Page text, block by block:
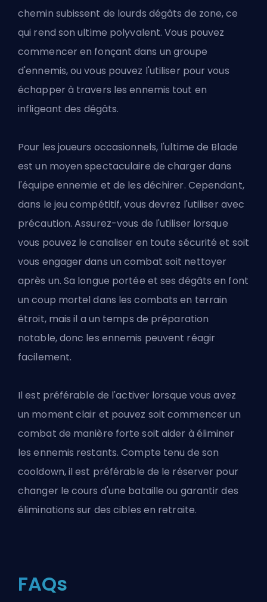
chemin subissent de lourds dégâts de zone, ce
qui rend son ultime polyvalent. Vous pouvez
commencer en fonçant dans un groupe
d'ennemis, ou vous pouvez l'utiliser pour vous
échapper à travers les ennemis tout en
infligeant des dégâts.
Pour les joueurs occasionnels, l'ultime de Blade
est un moyen spectaculaire de charger dans
l'équipe ennemie et de les déchirer. Cependant,
dans le jeu compétitif, vous devrez l'utiliser avec
précaution. Assurez-vous de l'utiliser lorsque
vous pouvez le canaliser en toute sécurité et soit
vous engager dans un combat soit nettoyer
après un. Sa longue portée et ses dégâts en font
un coup mortel dans les combats en terrain
étroit, mais il a un temps de préparation
notable, donc les ennemis peuvent réagir
facilement.
Il est préférable de l'activer lorsque vous avez
un moment clair et pouvez soit commencer un
combat de manière forte soit aider à éliminer
les ennemis restants. Compte tenu de son
cooldown, il est préférable de le réserver pour
changer le cours d'une bataille ou garantir des
éliminations sur des cibles en retraite.
FAQs